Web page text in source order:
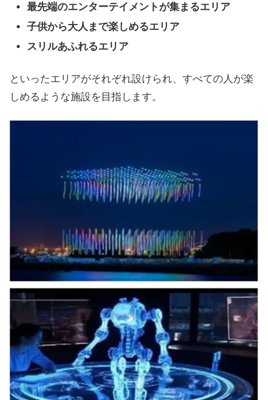
最先端のエンターテイメントが集まるエリア
子供から大人まで楽しめるエリア
スリルあふれるエリア
といったエリアがそれぞれ設けられ、すべての人が楽
しめるような施設を目指します。